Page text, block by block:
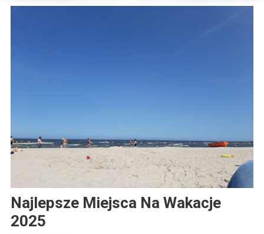
Najlepsze Miejsca Na Wakacje
2025